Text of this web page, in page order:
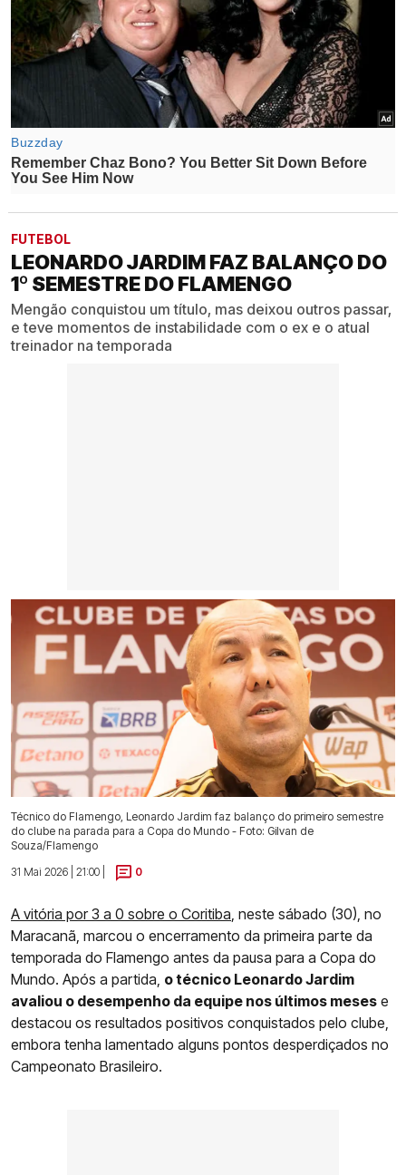
FUTEBOL
LEONARDO JARDIM FAZ BALANÇO DO
1º SEMESTRE DO FLAMENGO
Mengão conquistou um título, mas deixou outros passar,
e teve momentos de instabilidade com o ex e o atual
treinador na temporada
Técnico do Flamengo, Leonardo Jardim faz balanço do primeiro semestre
do clube na parada para a Copa do Mundo - Foto: Gilvan de
Souza/Flamengo
31 Mai 2026 | 21:00 |
0
A vitória por 3 a 0 sobre o Coritiba , neste sábado (30), no
Maracanã, marcou o encerramento da primeira parte da
temporada do Flamengo antes da pausa para a Copa do
Mundo. Após a partida, o técnico Leonardo Jardim
avaliou o desempenho da equipe nos últimos meses e
destacou os resultados positivos conquistados pelo clube,
embora tenha lamentado alguns pontos desperdiçados no
Campeonato Brasileiro.